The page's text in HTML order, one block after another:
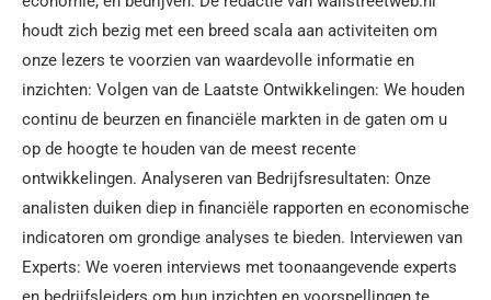
houdt zich bezig met een breed scala aan activiteiten om
onze lezers te voorzien van waardevolle informatie en
inzichten: Volgen van de Laatste Ontwikkelingen: We houden
continu de beurzen en financiële markten in de gaten om u
op de hoogte te houden van de meest recente
ontwikkelingen. Analyseren van Bedrijfsresultaten: Onze
analisten duiken diep in financiële rapporten en economische
indicatoren om grondige analyses te bieden. Interviewen van
Experts: We voeren interviews met toonaangevende experts